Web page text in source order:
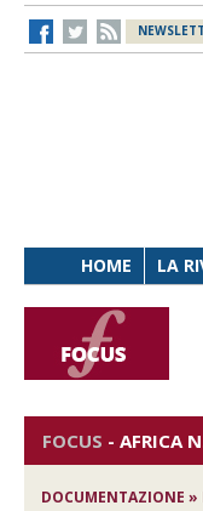
HOME LA
FOCUS - AFRICA
DOCUMENTAZIONE